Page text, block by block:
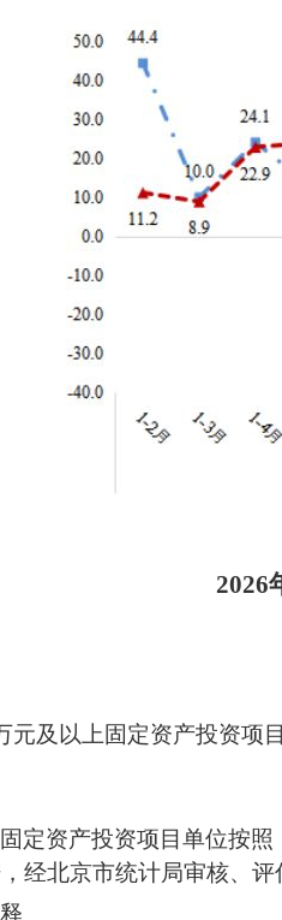
2026
元及以上固定资产投资项
定资产投资项目单位按
， 经北京市统计局审核、评